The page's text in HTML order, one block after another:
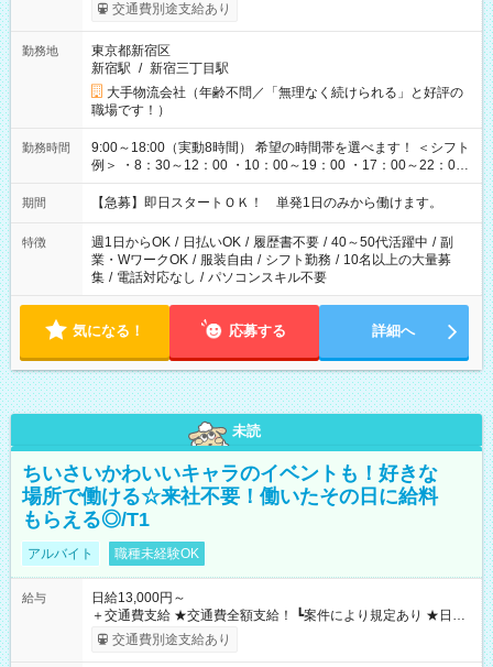
交通費別途支給あり
勤務地
東京都新宿区
新宿駅 / 新宿三丁目駅
大手物流会社（年齢不問／「無理なく続けられる」と好評の
職場です！）
勤務時間
9:00～18:00（実動8時間） 希望の時間帯を選べます！ ＜シフト
例＞ ・8：30～12：00 ・10：00～19：00 ・17：00～22：00
・13：00～22：00 ・22：00～翌6：00 など
期間 【急募】即日スタートＯＫ！ 単発1日のみから働けます。
特徴 週1日からOK / 日払いOK / 履歴書不要 / 40～50代活躍中 / 副
業・WワークOK / 服装自由 / シフト勤務 / 10名以上の大量募
集 / 電話対応なし / パソコンスキル不要
気になる！ 応募する 詳細へ
未読
ちいさいかわいいキャラのイベントも！好きな
場所で働ける☆来社不要！働いたその日に給料
もらえる◎/T1
アルバイト 職種未経験OK
給与
日給13,000円～
＋交通費支給 ★交通費全額支給！ ┗案件により規定あり ★日払
いOK！（規定あり） ┗働いたその日に現金GET♪ お仕事後はコ
ンビニATMから 日払い分を引き落とせます！ 【試用期間】試
交通費別途支給あり